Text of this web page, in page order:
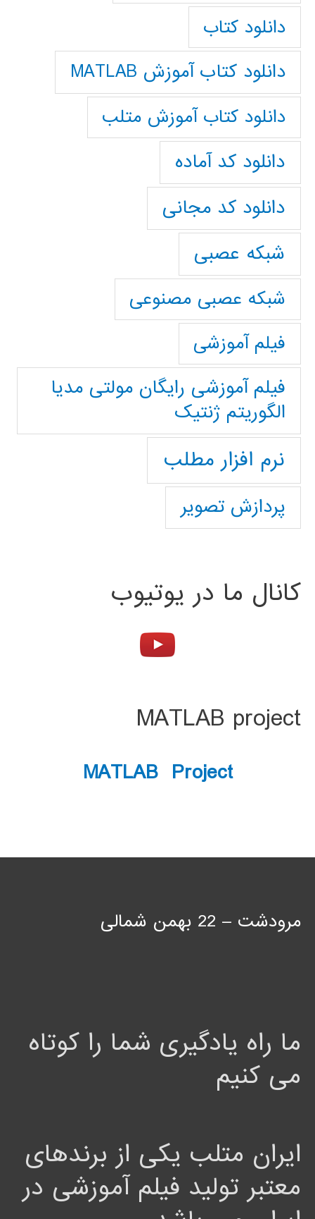
دانلود کتاب
دانلود کتاب آموزش MATLAB
دانلود کتاب آموزش متلب
دانلود کد آماده
دانلود کد مجانی
شبکه عصبی
شبکه عصبی مصنوعی
فیلم آموزشی
فیلم آموزشی رایگان مولتی مدیا
الگوریتم ژنتیک
نرم افزار مطلب
پردازش تصویر
کانال ما در یوتیوب
MATLAB project
MATLAB Project
مرودشت – 22 بهمن شمالی
ما راه یادگیری شما را کوتاه
می کنیم
ایران متلب یکی از برندهای
معتبر تولید فیلم آموزشی در